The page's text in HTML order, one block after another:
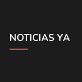
NOTICIAS YA